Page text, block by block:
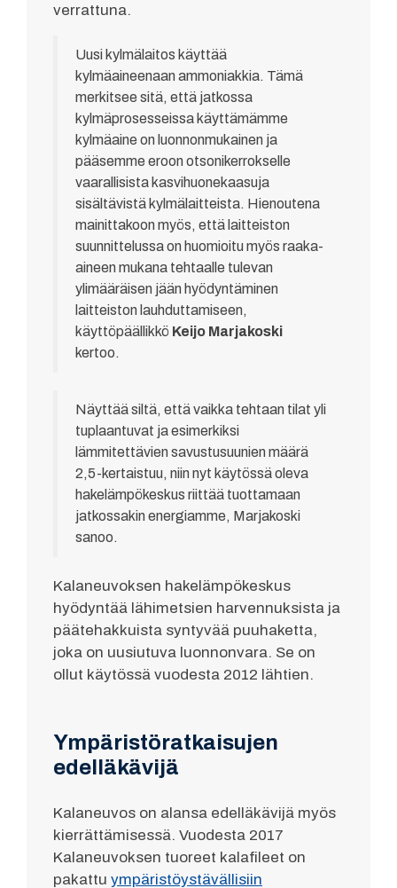
verrattuna.
Uusi kylmälaitos käyttää
kylmäaineenaan ammoniakkia. Tämä
merkitsee sitä, että jatkossa
kylmäprosesseissa käyttämämme
kylmäaine on luonnonmukainen ja
pääsemme eroon otsonikerrokselle
vaarallisista kasvihuonekaasuja
sisältävistä kylmälaitteista. Hienoutena
mainittakoon myös, että laitteiston
suunnittelussa on huomioitu myös raaka-
aineen mukana tehtaalle tulevan
ylimääräisen jään hyödyntäminen
laitteiston lauhduttamiseen,
käyttöpäällikkö Keijo Marjakoski
kertoo.
Näyttää siltä, että vaikka tehtaan tilat yli
tuplaantuvat ja esimerkiksi
lämmitettävien savustusuunien määrä
2,5-kertaistuu, niin nyt käytössä oleva
hakelämpökeskus riittää tuottamaan
jatkossakin energiamme, Marjakoski
sanoo.
Kalaneuvoksen hakelämpökeskus
hyödyntää lähimetsien harvennuksista ja
päätehakkuista syntyvää puuhaketta,
joka on uusiutuva luonnonvara. Se on
ollut käytössä vuodesta 2012 lähtien.
Ympäristöratkaisujen
edelläkävijä
Kalaneuvos on alansa edelläkävijä myös
kierrättämisessä. Vuodesta 2017
Kalaneuvoksen tuoreet kalafileet on
pakattu ympäristöystävällisiin